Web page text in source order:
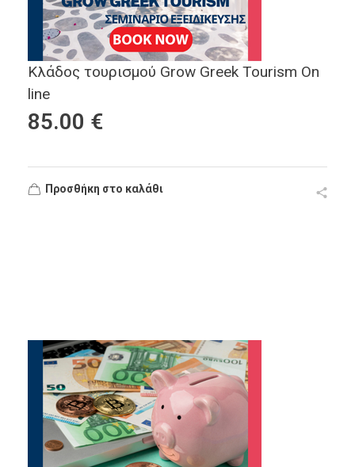
Κλάδος τουρισμού Grow Greek Tourism On
line
85.00 €
Προσθήκη στο καλάθι